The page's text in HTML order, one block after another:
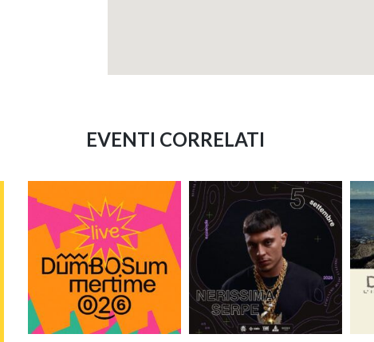
EVENTI CORRELATI